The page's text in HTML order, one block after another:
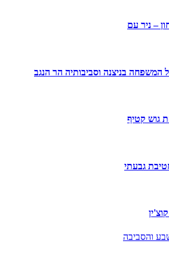
– ניר עם
המשפחה בניצנה וסביבותיה הר הנגב
גוש קטיף
גבעתי
והסביבה